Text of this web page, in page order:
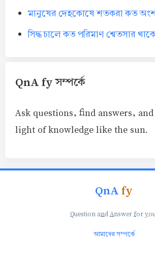
মানুষের দেহকোষে শতকরা কত
সিদ্ধ চালে কত পরিমাণ শ্বেতসার
QnA fy সম্পর্কে
Ask questions, find answers,
light of knowledge like the sun.
QnAfy
Question andAnswer fory
আমাদের সম্পর্কে